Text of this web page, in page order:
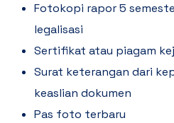
Fotokopi rapor 5
legalisasi
Sertifikat atau piagam
Surat keterangan dari
keaslian dokumen
Pas foto terbaru